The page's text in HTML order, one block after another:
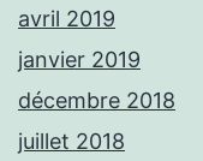
avril 2019
janvier 2019
décembre 2018
juillet 2018